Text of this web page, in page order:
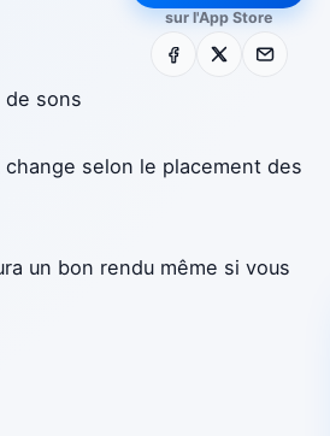
sur l'App Store
Facebook E-mail
de sons
selon le placement des
un bon rendu même si vous